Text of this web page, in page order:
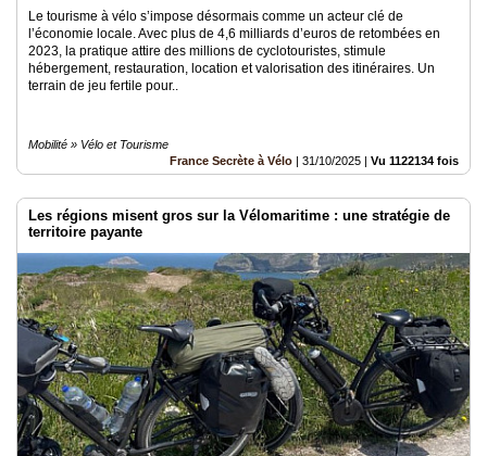
Le tourisme à vélo s’impose désormais comme un acteur clé de
l’économie locale. Avec plus de 4,6 milliards d’euros de retombées en
2023, la pratique attire des millions de cyclotouristes, stimule
hébergement, restauration, location et valorisation des itinéraires. Un
terrain de jeu fertile pour..
Mobilité » Vélo et Tourisme
France Secrète à Vélo | 31/10/2025 | Vu 1122134 fois
Les régions misent gros sur la Vélomaritime : une stratégie de
territoire payante